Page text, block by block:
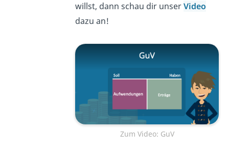
willst, dann schau dir unserVideo
dazu an!
Zum Video: GuV